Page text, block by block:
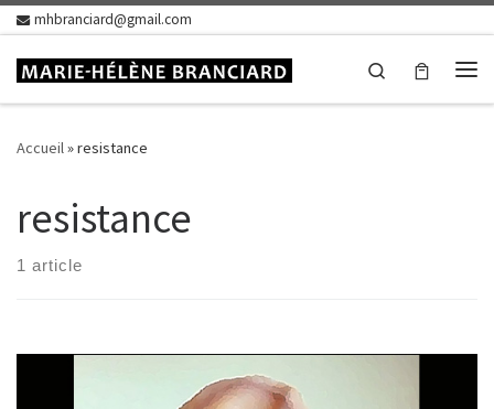
Skip to content
mhbranciard@gmail.com
Search
Accueil»resistance
resistance
1 article